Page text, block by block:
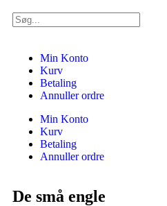
Min Konto
Kurv
Betaling
Annuller ordre
Min Konto
Kurv
Betaling
Annuller ordre
De små engle